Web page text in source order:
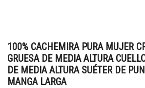
100% CACHEMIRA PURA MUJER
GRUESA DE MEDIA ALTURA
DE MEDIA ALTURA SUÉTER DE
MANGA LARGA